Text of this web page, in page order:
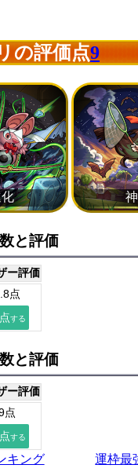
の評価点9
と評価
ー評価
と評価
ー評価
キング 運枠最